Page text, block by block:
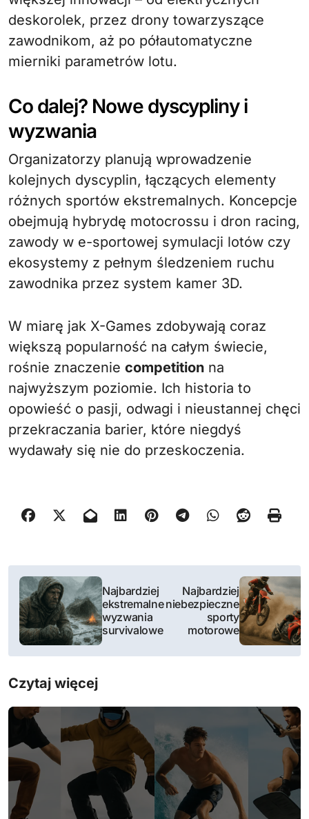
deskorolek, przez drony towarzyszące
zawodnikom, aż po półautomatyczne
mierniki parametrów lotu.
Co dalej? Nowe dyscypliny i
wyzwania
Organizatorzy planują wprowadzenie
kolejnych dyscyplin, łączących elementy
różnych sportów ekstremalnych. Koncepcje
obejmują hybrydę motocrossu i dron racing,
zawody w e-sportowej symulacji lotów czy
ekosystemy z pełnym śledzeniem ruchu
zawodnika przez system kamer 3D.
W miarę jak X-Games zdobywają coraz
większą popularność na całym świecie,
rośnie znaczenie competition na
najwyższym poziomie. Ich historia to
opowieść o pasji, odwagi i nieustannej chęci
przekraczania barier, które niegdyś
wydawały się nie do przeskoczenia.
N
w
i
g
a
c
j
a
Najbardziej
ekstremalne
wyzwania
survivalowe
Najbardziej
niebezpieczne
sporty
motorowe
Czytaj więcej